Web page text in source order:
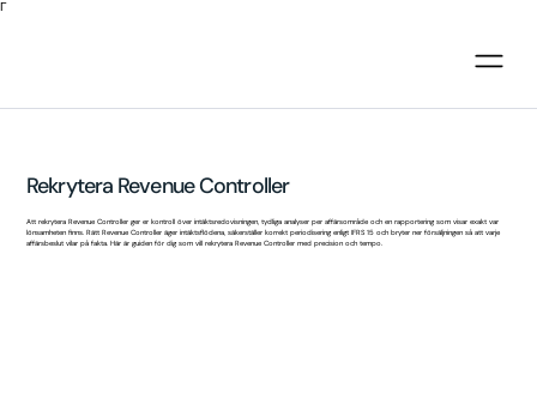
Γ
Rekrytera Revenue Controller
Att rekrytera Revenue Controller ger er kontroll över intäktsredovisningen, tydliga analyser per affärsområde och en rapportering som visar exakt var
lönsamheten finns. Rätt Revenue Controller äger intäktsflödena, säkerställer korrekt periodisering enligt IFRS 15 och bryter ner försäljningen så att varje
affärsbeslut vilar på fakta. Här är guiden för dig som vill rekrytera Revenue Controller med precision och tempo.